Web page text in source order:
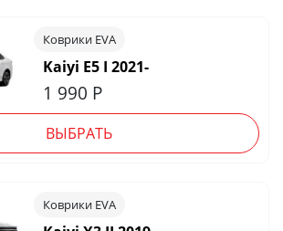
Коврики EVA
Kaiyi E5 I 2021-
1 990 Р
ВЫБРАТЬ
Коврики EVA